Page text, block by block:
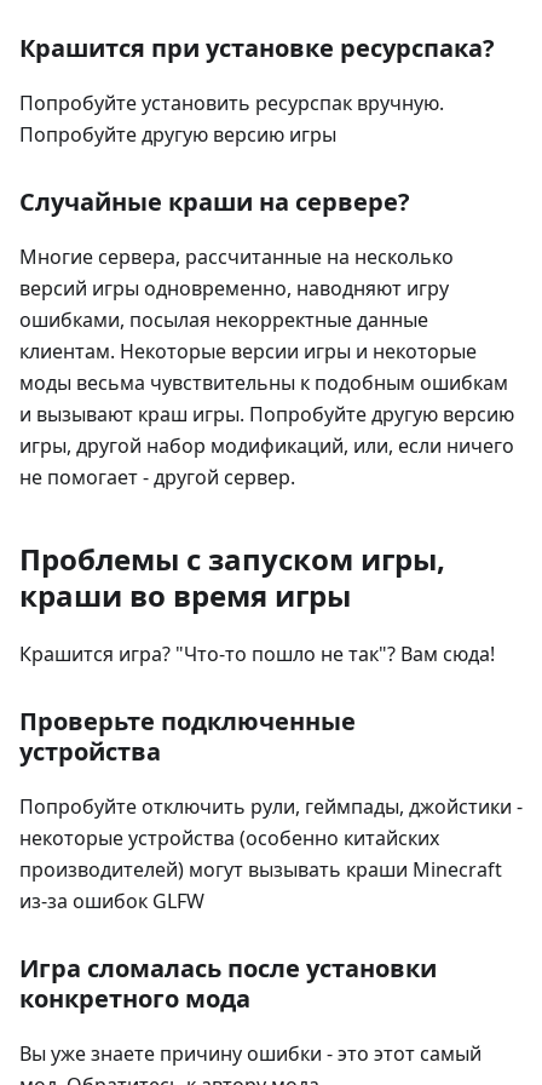
Крашится при установке ресурспака?
Попробуйте установить ресурспак вручную.
Попробуйте другую версию игры
Случайные краши на сервере?
Многие сервера, рассчитанные на несколько
версий игры одновременно, наводняют игру
ошибками, посылая некорректные данные
клиентам. Некоторые версии игры и некоторые
моды весьма чувствительны к подобным ошибкам
и вызывают краш игры. Попробуйте другую версию
игры, другой набор модификаций, или, если ничего
не помогает - другой сервер.
Проблемы с запуском игры,
краши во время игры
Крашится игра? "Что-то пошло не так"? Вам сюда!
Проверьте подключенные
устройства
Попробуйте отключить рули, геймпады, джойстики -
некоторые устройства (особенно китайских
производителей) могут вызывать краши Minecraft
из-за ошибок GLFW
Игра сломалась после установки
конкретного мода
Вы уже знаете причину ошибки - это этот самый